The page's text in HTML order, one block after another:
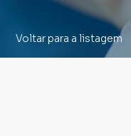
Voltar para a listagem